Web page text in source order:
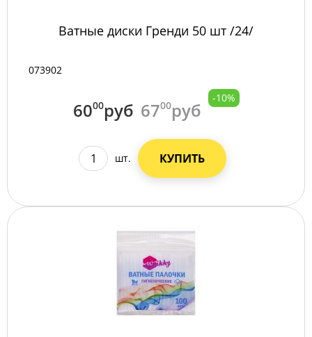
Ватные диски Гренди 50 шт /24/
073902
6000руб 6700руб
-10%
шт. КУПИТЬ